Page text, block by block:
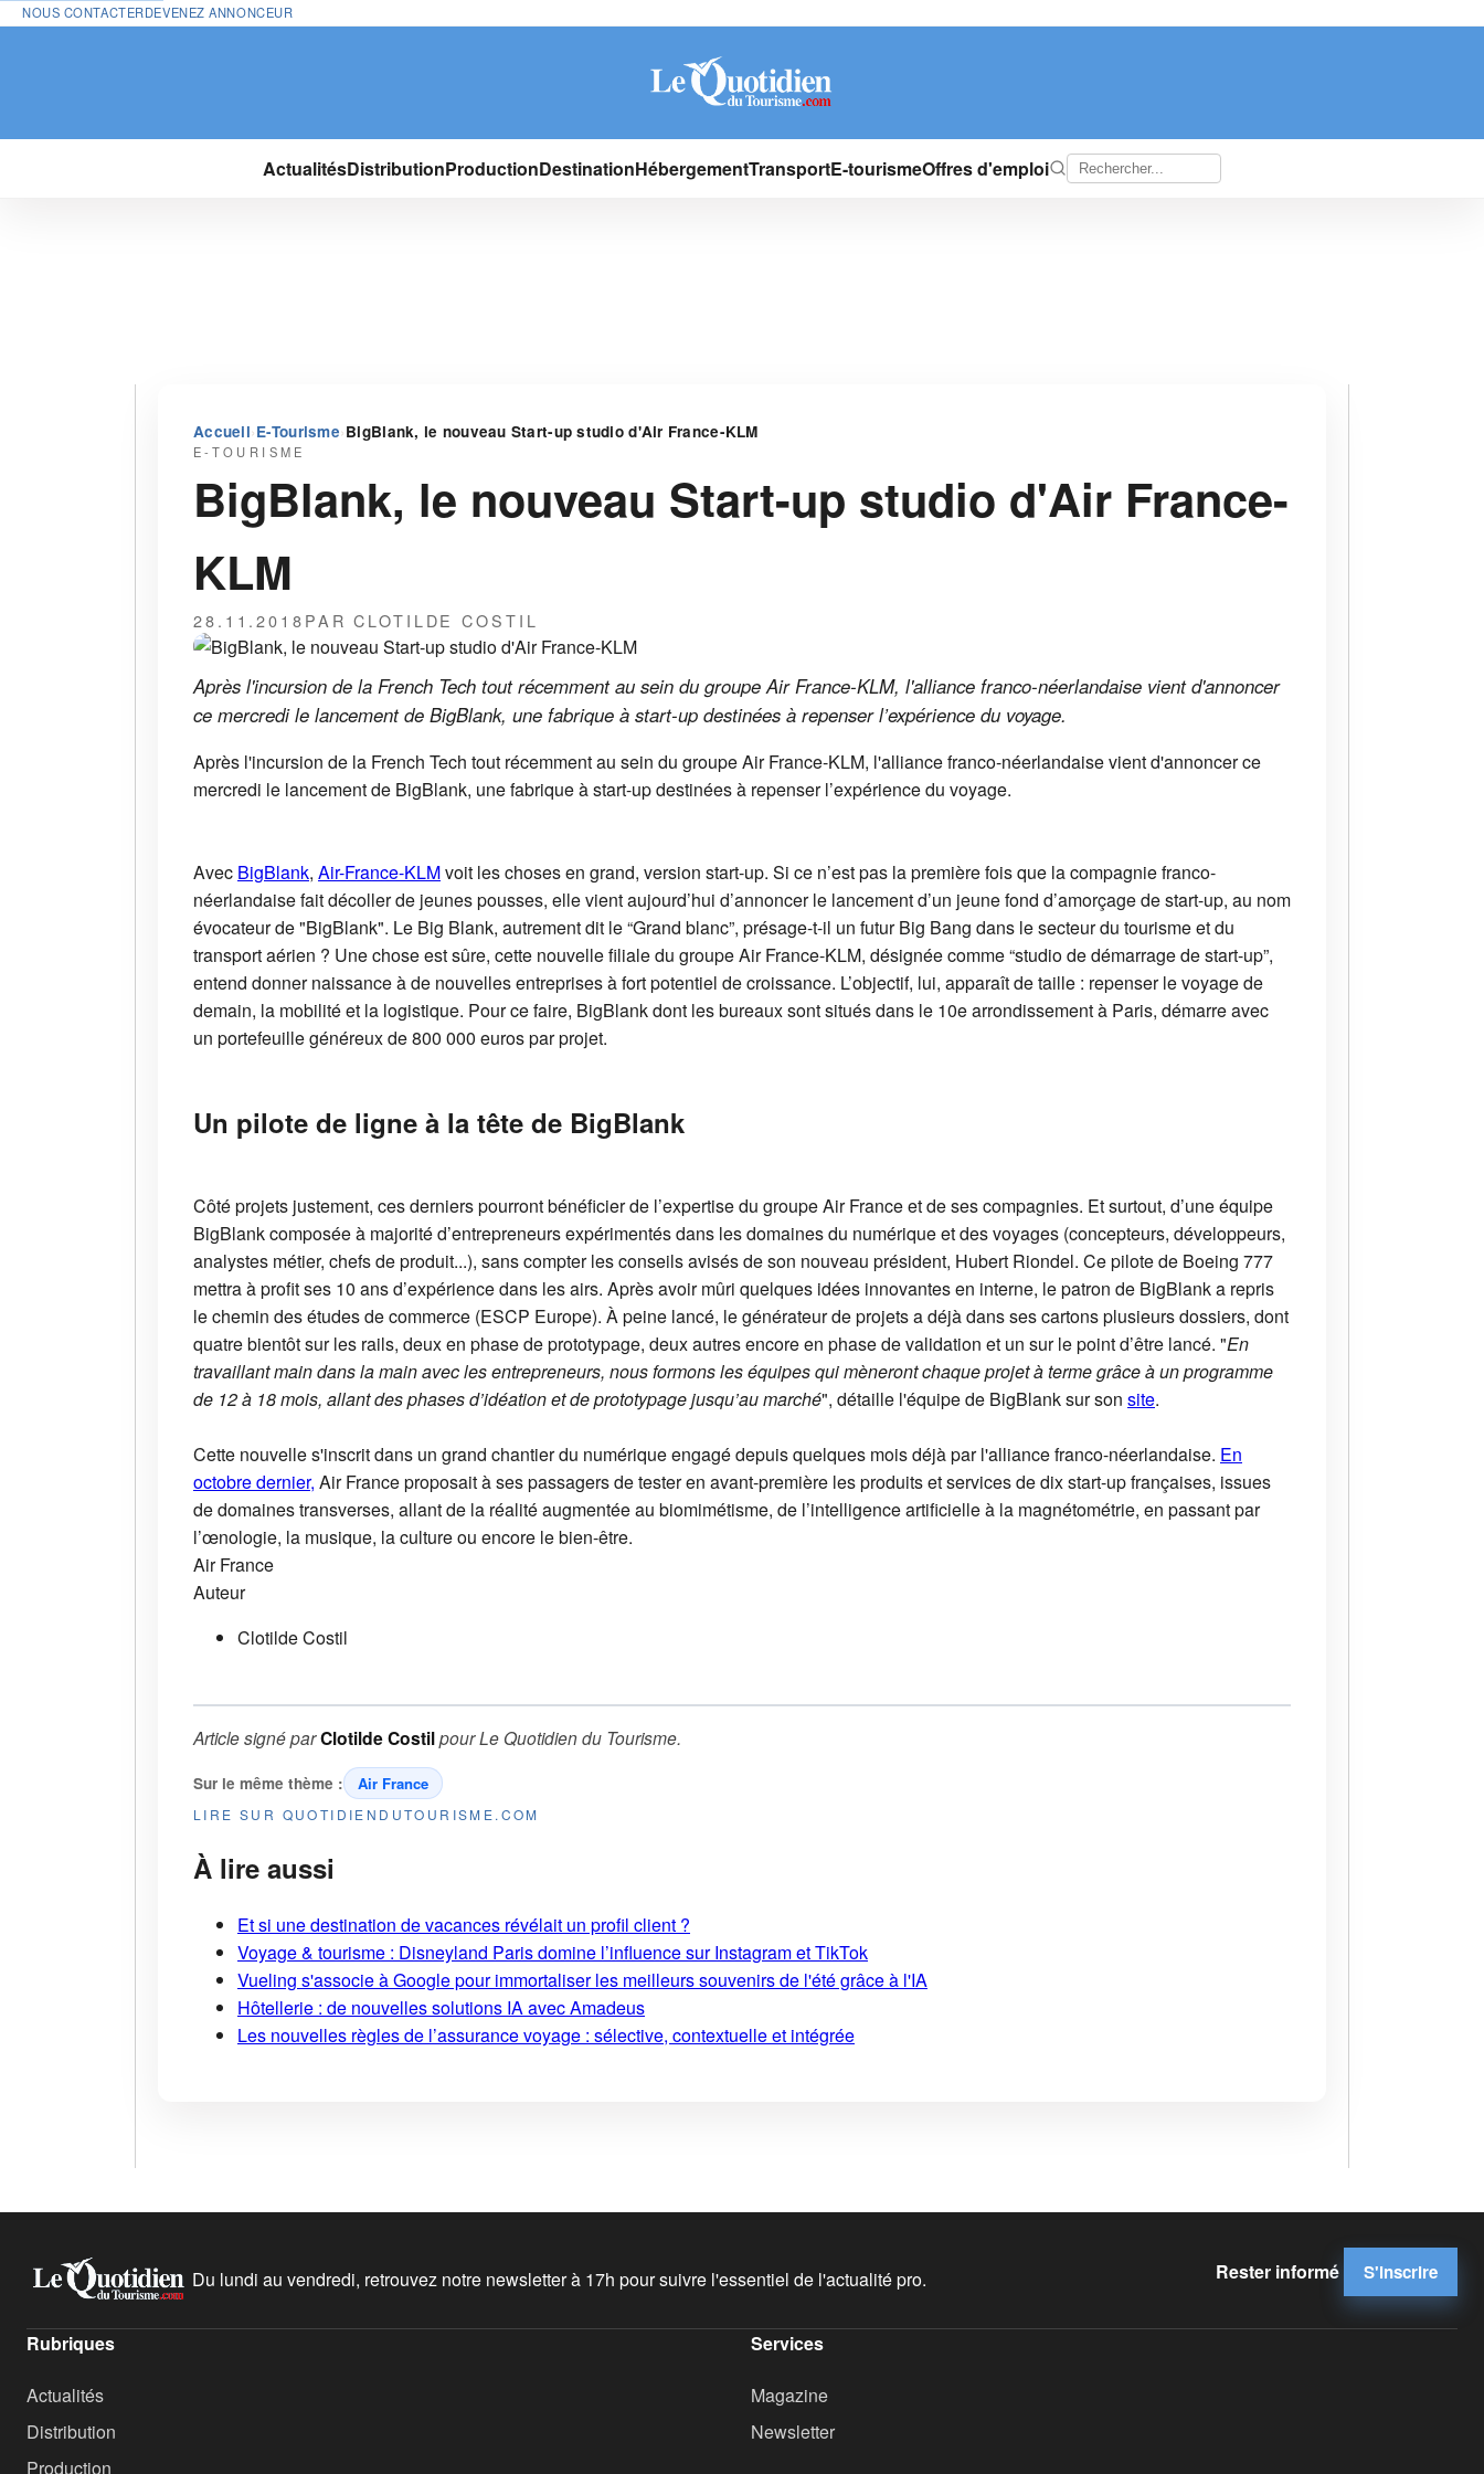
NOUS CONTACTERDEVENEZ ANNONCEUR
ActualitésDistributionProductionDestinationHébergementTransportE-tourismeOffres d'emploi
Accueil›E-Tourisme›BigBlank, le nouveau Start-up studio d'Air France-KLM
E-TOURISME
BigBlank, le nouveau Start-up studio d'Air France-
KLM
28.11.2018PAR CLOTILDE COSTIL
Après l'incursion de la French Tech tout récemment au sein du groupe Air France-KLM, l'alliance franco-néerlandaise vient d'annoncer
ce mercredi le lancement de BigBlank, une fabrique à start-up destinées à repenser l’expérience du voyage.
Après l'incursion de la French Tech tout récemment au sein du groupe Air France-KLM, l'alliance franco-néerlandaise vient d'annoncer ce
mercredi le lancement de BigBlank, une fabrique à start-up destinées à repenser l’expérience du voyage.
Avec BigBlank, Air-France-KLMvoit les choses en grand, version start-up. Si ce n’est pas la première fois que la compagnie franco-
néerlandaise fait décoller de jeunes pousses, elle vient aujourd’hui d’annoncer le lancement d’un jeune fond d’amorçage de start-up, au nom
évocateur de "BigBlank". Le Big Blank, autrement dit le “Grand blanc”, présage-t-il un futur Big Bang dans le secteur du tourisme et du
transport aérien ? Une chose est sûre, cette nouvelle filiale du groupe Air France-KLM, désignée comme “studio de démarrage de start-up”,
entend donner naissance à de nouvelles entreprises à fort potentiel de croissance. L’objectif, lui, apparaît de taille : repenser le voyage de
demain, la mobilité et la logistique. Pour ce faire, BigBlank dont les bureaux sont situés dans le 10e arrondissement à Paris, démarre avec
un portefeuille généreux de 800 000 euros par projet.
Un pilote de ligne à la tête de BigBlank
Côté projets justement, ces derniers pourront bénéficier de l’expertise du groupe Air France et de ses compagnies. Et surtout, d’une équipe
BigBlank composée à majorité d’entrepreneurs expérimentés dans les domaines du numérique et des voyages (concepteurs, développeurs,
analystes métier, chefs de produit...), sans compter les conseils avisés de son nouveau président, Hubert Riondel. Ce pilote de Boeing 777
mettra à profit ses 10 ans d’expérience dans les airs. Après avoir mûri quelques idées innovantes en interne, le patron de BigBlank a repris
le chemin des études de commerce (ESCP Europe). À peine lancé, le générateur de projets a déjà dans ses cartons plusieurs dossiers, dont
quatre bientôt sur les rails, deux en phase de prototypage, deux autres encore en phase de validation et un sur le point d’être lancé. "En
travaillant main dans la main avec les entrepreneurs, nous formons les équipes qui mèneront chaque projet à terme grâce à un programme
de 12 à 18 mois, allant des phases d’idéation et de prototypage jusqu’au marché", détaille l'équipe de BigBlank sur son site.
Cette nouvelle s'inscrit dans un grand chantier du numérique engagé depuis quelques mois déjà par l'alliance franco-néerlandaise. En
octobre dernier, Air France proposait à ses passagers de tester en avant-première les produits et services de dix start-up françaises, issues
de domaines transverses, allant de la réalité augmentée au biomimétisme, de l’intelligence artificielle à la magnétométrie, en passant par
l’œnologie, la musique, la culture ou encore le bien-être.
Air France
Auteur
Clotilde Costil
Article signé parClotilde CostilpourLe Quotidien du Tourisme.
Sur le même thème : Air France
LIRE SUR QUOTIDIENDUTOURISME.COM
À lire aussi
Et si une destination de vacances révélait un profil client ?
Voyage & tourisme : Disneyland Paris domine l’influence sur Instagram et TikTok
Vueling s'associe à Google pour immortaliser les meilleurs souvenirs de l'été grâce à l'IA
Hôtellerie : de nouvelles solutions IA avec Amadeus
Les nouvelles règles de l’assurance voyage : sélective, contextuelle et intégrée
Du lundi au vendredi, retrouvez notre newsletter à 17h pour suivre l'essentiel de l'actualité pro. Rester informé S'inscrire
Rubriques
Actualités
Distribution
Production
Services
Magazine
Newsletter